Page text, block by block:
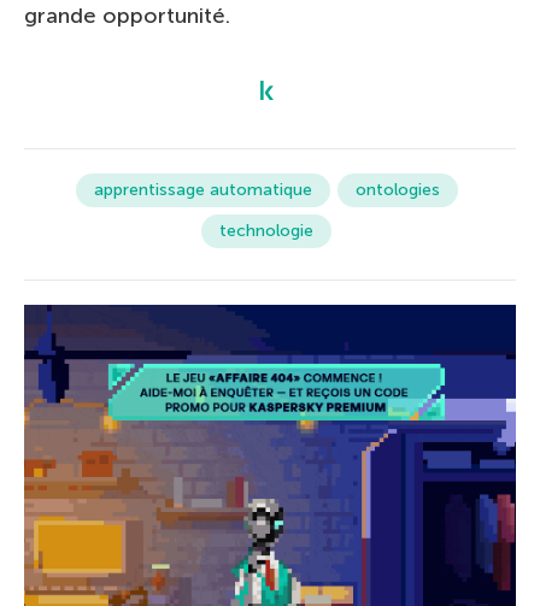
grande opportunité.
apprentissage automatique
ontologies
technologie